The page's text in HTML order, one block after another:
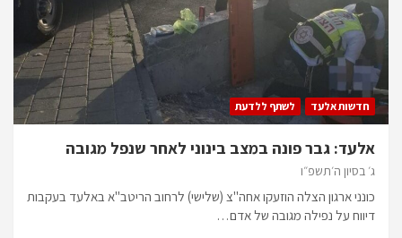
חדשות אלעד לשתף ללדעת
אלעד: גבר פונה במצב בינוני לאחר שנפל מגובה
ג׳ בסיון ה׳תשפ״ו
כונני ארגון הצלה הוזעקו אחה"צ (שלישי) לרחוב הריטב"א באלעד בעקבות
דיווח על נפילה מגובה של אדם…